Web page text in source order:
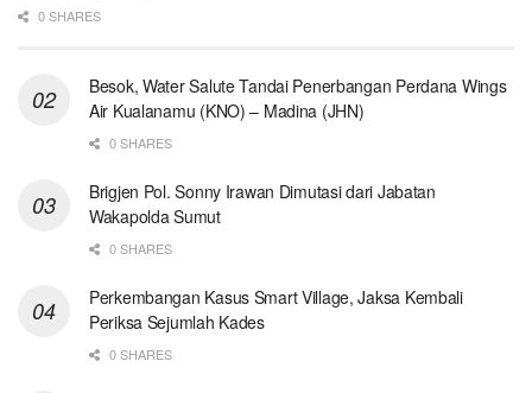
0 SHARES
Besok, Water Salute Tandai Penerbangan Perdana Wings
Air Kualanamu (KNO) – Madina (JHN)
0 SHARES
Brigjen Pol. Sonny Irawan Dimutasi dari Jabatan
Wakapolda Sumut
0 SHARES
Perkembangan Kasus Smart Village, Jaksa Kembali
Periksa Sejumlah Kades
0 SHARES